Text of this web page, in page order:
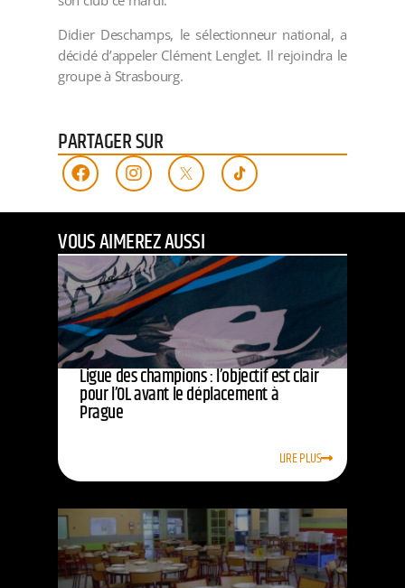
Didier Deschamps, le sélectionneur national, a
décidé d’appeler Clément Lenglet. Il rejoindra le
groupe à Strasbourg.
PARTAGER SUR
VOUS AIMEREZ AUSSI
Ligue des champions : l’objectif est clair
pour l’OL avant le déplacement à
Prague
LIRE PLUS